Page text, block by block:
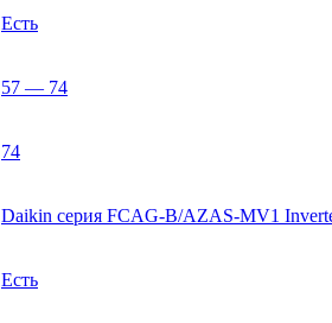
Есть
57 — 74
74
Daikin серия FCAG-B/AZAS-MV1
Есть